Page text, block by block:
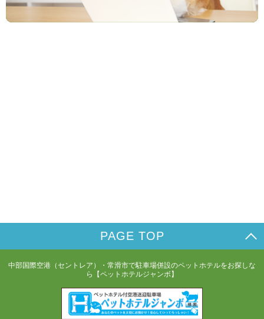
PAGE TOP
中部国際空港（セントレア）・常滑市で駐車場併設のペットホテルをお探しな
ら【ペットホテルジャンボ】